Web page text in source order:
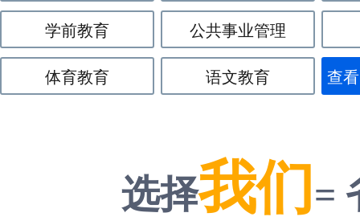
学前教育 公共事业管理
体育教育 语文教育 查
选择我们 =